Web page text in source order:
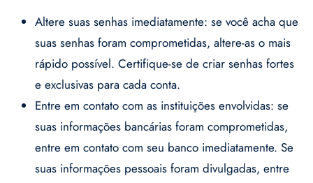
Altere suas senhas imediatamente: se você acha que
suas senhas foram comprometidas, altere-as o mais
rápido possível. Certifique-se de criar senhas fortes
e exclusivas para cada conta.
Entre em contato com as instituições envolvidas: se
suas informações bancárias foram comprometidas,
entre em contato com seu banco imediatamente. Se
suas informações pessoais foram divulgadas, entre